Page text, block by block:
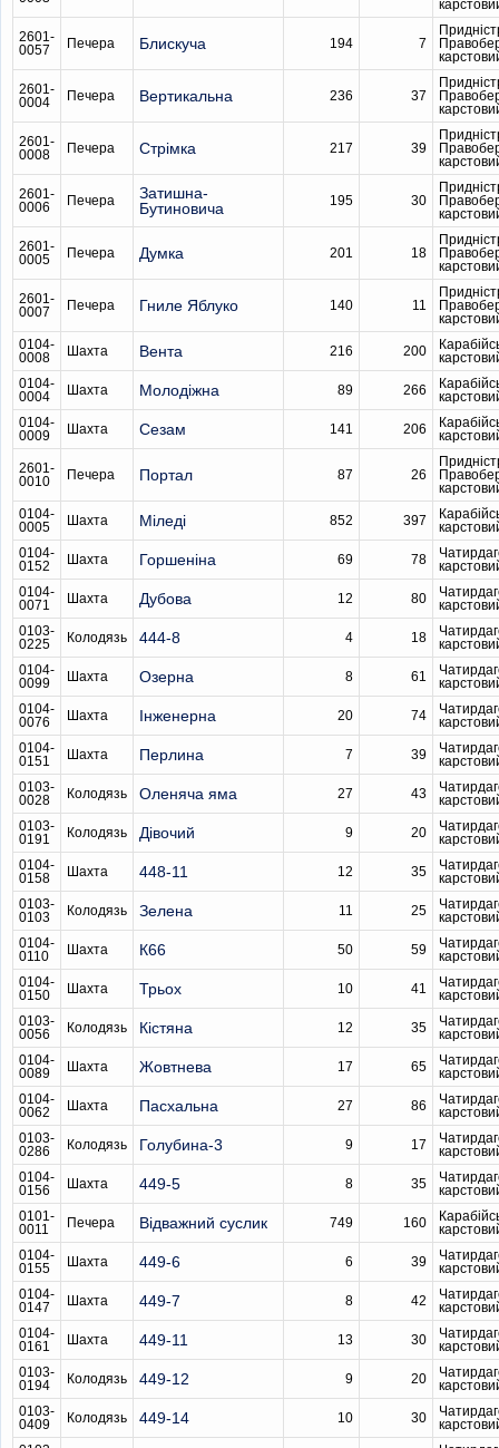
2601-
0057
Печера Блискуча 194 7
2601-
0004
Печера Вертикальна 236 37
2601-
0008
Печера Стрімка 217 39
2601-
0006
Печера
Затишна-
Бутиновича
195 30
2601-
0005
Печера Думка 201 18
2601-
0007
Печера Гниле Яблуко 140 11
0104-
0008
Шахта Вента 216 200
0104-
0004
Шахта Молодіжна 89 266
0104-
0009
Шахта Сезам 141 206
2601-
0010
Печера Портал 87 26
0104-
0005
Шахта Міледі 852 397
0104-
0152
Шахта Горшеніна 69 78
0104-
0071
Шахта Дубова 12 80
0103-
0225
Колодязь 444-8 4 18
0104-
0099
Шахта Озерна 8 61
0104-
0076
Шахта Інженерна 20 74
0104-
0151
Шахта Перлина 7 39
0103-
0028
Колодязь Оленяча яма 27 43
0103-
0191
Колодязь Дівочий 9 20
0104-
0158
Шахта 448-11 12 35
0103-
0103
Колодязь Зелена 11 25
0104-
0110
Шахта К66 50 59
0104-
0150
Шахта Трьох 10 41
0103-
0056
Колодязь Кістяна 12 35
0104-
0089
Шахта Жовтнева 17 65
0104-
0062
Шахта Пасхальна 27 86
0103-
0286
Колодязь Голубина-3 9 17
0104-
0156
Шахта 449-5 8 35
0101-
0011
Печера Відважний суслик 749 160
0104-
0155
Шахта 449-6 6 39
0104-
0147
Шахта 449-7 8 42
0104-
0161
Шахта 449-11 13 30
0103-
0194
Колодязь 449-12 9 20
0103-
0409
Колодязь 449-14 10 30